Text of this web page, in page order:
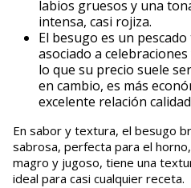
labios gruesos y una
intensa, casi rojiza.
El besugo es un
asociado a
lo que su precio suele
en cambio, es más
excelente relación
En sabor y textura, el besugo
sabrosa, perfecta para el
magro y jugoso, tiene una
ideal para casi cualquier receta.